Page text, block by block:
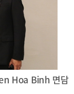
Hoa Binh 면담